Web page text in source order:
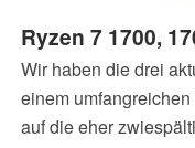
Ryzen 7 1700,
Wir haben die drei
einem
auf die eher